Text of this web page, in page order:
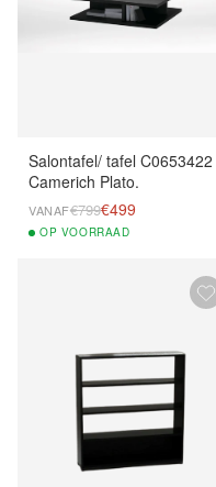
Salontafel/ tafel C0653422
Camerich Plato.
VANAF€799€499
OP VOORRAAD